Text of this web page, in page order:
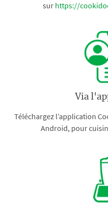
sur https://
Via
Téléchargez l’application
Android, pour